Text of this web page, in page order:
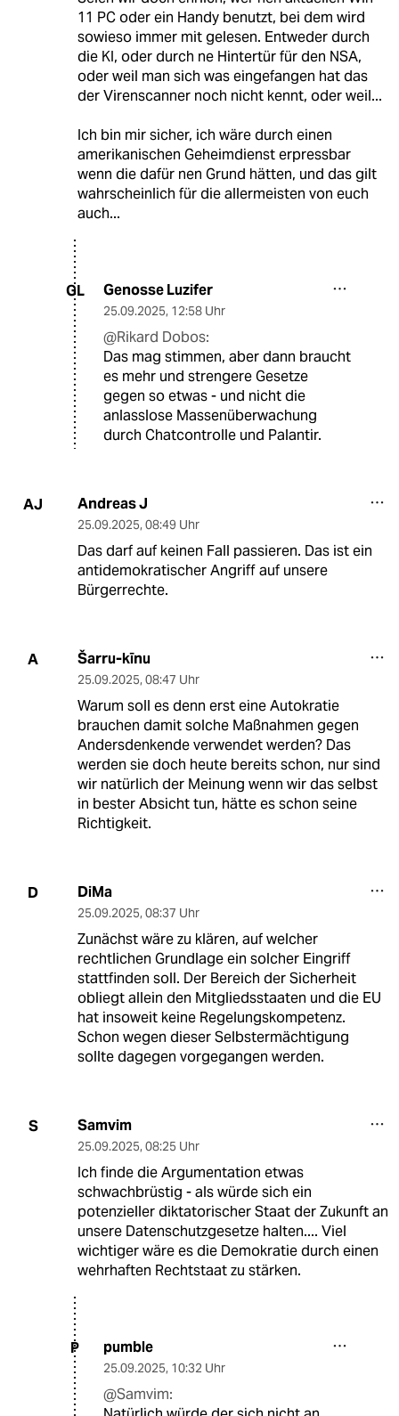
11 PC oder ein Handy benutzt, bei dem wird
sowieso immer mit gelesen. Entweder durch
die KI, oder durch ne Hintertür für den NSA,
oder weil man sich was eingefangen hat das
der Virenscanner noch nicht kennt, oder weil...
Ich bin mir sicher, ich wäre durch einen
amerikanischen Geheimdienst erpressbar
wenn die dafür nen Grund hätten, und das gilt
wahrscheinlich für die allermeisten von euch
auch...
GL Genosse Luzifer
25.09.2025, 12:58 Uhr
@Rikard Dobos:
Das mag stimmen, aber dann braucht
es mehr und strengere Gesetze
gegen so etwas - und nicht die
anlasslose Massenüberwachung
durch Chatcontrolle und Palantir.
AJ Andreas J
25.09.2025, 08:49 Uhr
Das darf auf keinen Fall passieren. Das ist ein
antidemokratischer Angriff auf unsere
Bürgerrechte.
A Šarru-kīnu
25.09.2025, 08:47 Uhr
Warum soll es denn erst eine Autokratie
brauchen damit solche Maßnahmen gegen
Andersdenkende verwendet werden? Das
werden sie doch heute bereits schon, nur sind
wir natürlich der Meinung wenn wir das selbst
in bester Absicht tun, hätte es schon seine
Richtigkeit.
D DiMa
25.09.2025, 08:37 Uhr
Zunächst wäre zu klären, auf welcher
rechtlichen Grundlage ein solcher Eingriff
stattfinden soll. Der Bereich der Sicherheit
obliegt allein den Mitgliedsstaaten und die EU
hat insoweit keine Regelungskompetenz.
Schon wegen dieser Selbstermächtigung
sollte dagegen vorgegangen werden.
S Samvim
25.09.2025, 08:25 Uhr
Ich finde die Argumentation etwas
schwachbrüstig - als würde sich ein
potenzieller diktatorischer Staat der Zukunft an
unsere Datenschutzgesetze halten.... Viel
wichtiger wäre es die Demokratie durch einen
wehrhaften Rechtstaat zu stärken.
P pumble
25.09.2025, 10:32 Uhr
@Samvim: